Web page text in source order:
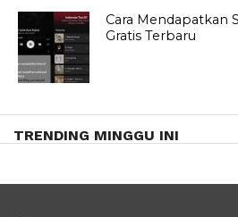
Cara Mendapatkan
Gratis Terbaru
TRENDING MINGGU INI